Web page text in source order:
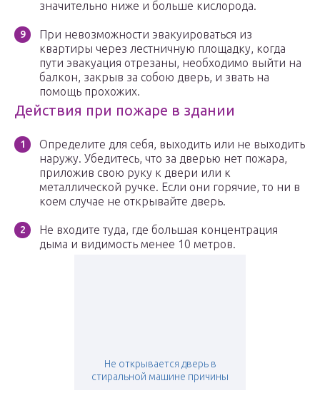
значительно ниже и больше кислорода.
При невозможности эвакуироваться из
квартиры через лестничную площадку, когда
пути эвакуация отрезаны, необходимо выйти на
балкон, закрыв за собою дверь, и звать на
помощь прохожих.
Действия при пожаре в здании
Определите для себя, выходить или не выходить
наружу. Убедитесь, что за дверью нет пожара,
приложив свою руку к двери или к
металлической ручке. Если они горячие, то ни в
коем случае не открывайте дверь.
Не входите туда, где большая концентрация
дыма и видимость менее 10 метров.
Не открывается дверь в
стиральной машине причины